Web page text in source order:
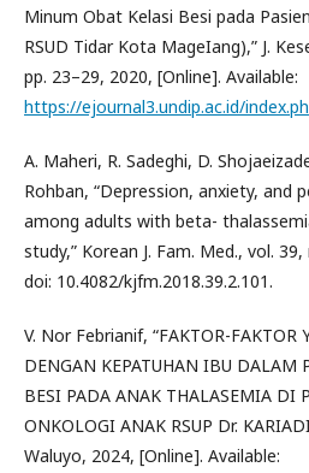
Minum Obat Kelasi Besi pada
RSUD Tidar Kota MageIang),” J.
pp. 23–29, 2020, [Online]. Available:
https://ejournal3.undip.ac.id/
A. Maheri, R. Sadeghi, D.
Rohban, “Depression, anxiety, and
among adults with beta-
study,” Korean J. Fam. Med., vol.
doi: 10.4082/kjfm.2018.39.2.101.
V. Nor Febrianif, “FAKTOR-FAKTOR
DENGAN KEPATUHAN IBU DALAM
BESI PADA ANAK THALASEMIA DI
ONKOLOGI ANAK RSUP Dr.
Waluyo, 2024, [Online]. Available: